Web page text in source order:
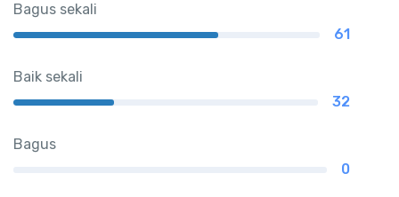
Bagus sekali
61
Baik sekali
32
Bagus
0